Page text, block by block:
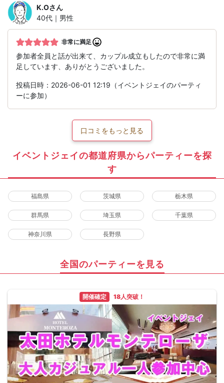
K.Oさん
40代｜男性
非常に満足
参加者全員と話が出来て、カップル成立もしたので非常に満
足しています、ありがとうございました。
投稿日時：2026-06-01 12:19（イベントジェイのパーティ
ーに参加）
口コミをもっと見る
イベントジェイの都道府県からパーティーを探
す
福島県 茨城県 栃木県
群馬県 埼玉県 千葉県
神奈川県 長野県
全国のパーティーを見る
開催確定 18人突破！